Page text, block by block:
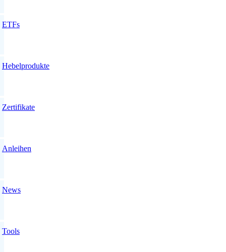
ETFs
Hebelprodukte
Zertifikate
Anleihen
News
Tools